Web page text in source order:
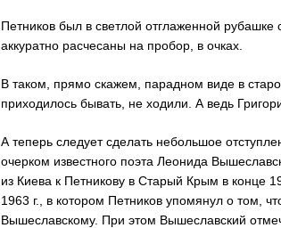
Петников был в светлой отглаженной
аккуратно расчесаны на пробор, в очках.
В таком, прямо скажем, парадном виде в
приходилось бывать, не ходили. А ведь
А теперь следует сделать небольшое
очерком известного поэта Леонида
из Киева к Петникову в Старый Крым в конце
1963 г., в котором Петников упомянул о том,
Вышеславскому. При этом Вышеславский